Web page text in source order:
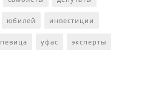
юбилей инвестиции
певица уфас эксперты